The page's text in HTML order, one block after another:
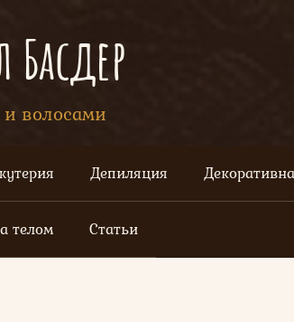
и волосами
Депиляция
телом Статьи